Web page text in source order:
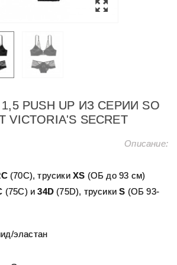
PUSH UP ИЗ СЕРИИ SO
VICTORIA'S SECRET
Описание:
(70С), трусикиXS (ОБ до 93 см)
(75С) и 34D(75D), трусики S (ОБ 93-
эластан